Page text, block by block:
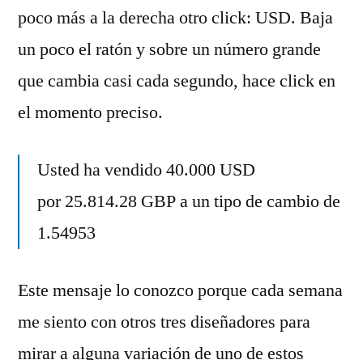
poco más a la derecha otro click: USD. Baja
un poco el ratón y sobre un número grande
que cambia casi cada segundo, hace click en
el momento preciso.
Usted ha vendido 40.000 USD
por 25.814.28 GBP a un tipo de cambio de
1.54953
Este mensaje lo conozco porque cada semana
me siento con otros tres diseñadores para
mirar a alguna variación de uno de estos